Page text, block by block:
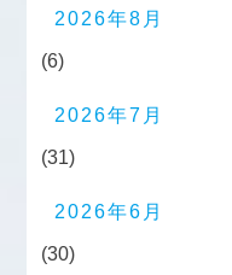
2026年8月
(6)
2026年7月
(31)
2026年6月
(30)